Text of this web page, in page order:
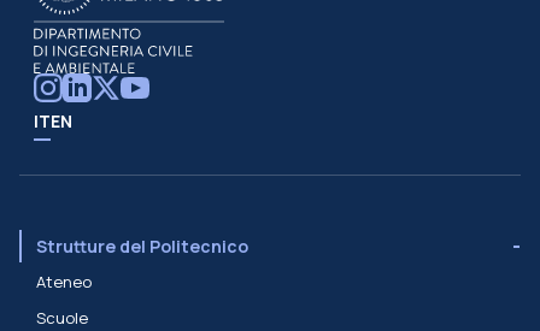
ITEN
Strutture del Politecnico
Ateneo
Scuole